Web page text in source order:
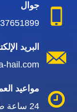
جوال
البريد
hail.com
مواعيد
24 ساعة طوال أيام الأسبوع